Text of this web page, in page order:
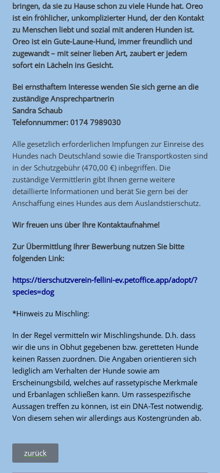
bringen, da sie zu Hause schon zu viele Hunde hat. Oreo
ist ein fröhlicher, unkomplizierter Hund, der den Kontakt
zu Menschen liebt und sozial mit anderen Hunden ist.
Oreo ist ein Gute-Laune-Hund, immer freundlich und
zugewandt – mit seiner lieben Art, zaubert er jedem
sofort ein Lächeln ins Gesicht.
Bei ernsthaftem Interesse wenden Sie sich gerne an die
zuständige Ansprechpartnerin
Sandra Schaub
Telefonnummer: 0174 7989030
Alle gesetzlich erforderlichen Impfungen zur Einreise des
Hundes nach Deutschland sowie die Transportkosten sind
in der Schutzgebühr (470,00 €) inbegriffen. Die
zuständige Vermittlerin gibt Ihnen gerne weitere
detaillierte Informationen und berät Sie gern bei der
Anschaffung eines Hundes aus dem Auslandstierschutz.
Wir freuen uns über Ihre Kontaktaufnahme!
Zur Übermittlung Ihrer Bewerbung nutzen Sie bitte
folgenden Link:
https://tierschutzverein-fellini-ev.petoffice.app/adopt/?
species=dog
*Hinweis zu Mischling:
In der Regel vermitteln wir Mischlingshunde. D.h. dass
wir die uns in Obhut gegebenen bzw. geretteten Hunde
keinen Rassen zuordnen. Die Angaben orientieren sich
lediglich am Verhalten der Hunde sowie am
Erscheinungsbild, welches auf rassetypische Merkmale
und Erbanlagen schließen kann. Um rassespezifische
Aussagen treffen zu können, ist ein DNA-Test notwendig.
Von diesem sehen wir allerdings aus Kostengründen ab.
zurück